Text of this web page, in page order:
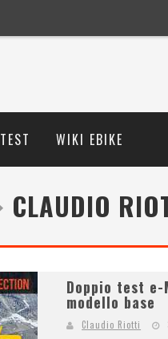
TEST WIKI EBIKE
CLAUDIO
Doppio test e-
modello base
Claudio Riotti